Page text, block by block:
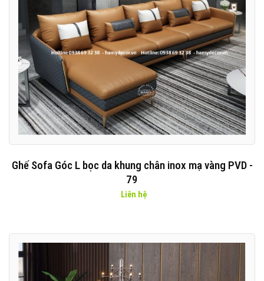
Ghế Sofa Góc L bọc da khung chân inox mạ vàng PVD -
79
Liên hệ